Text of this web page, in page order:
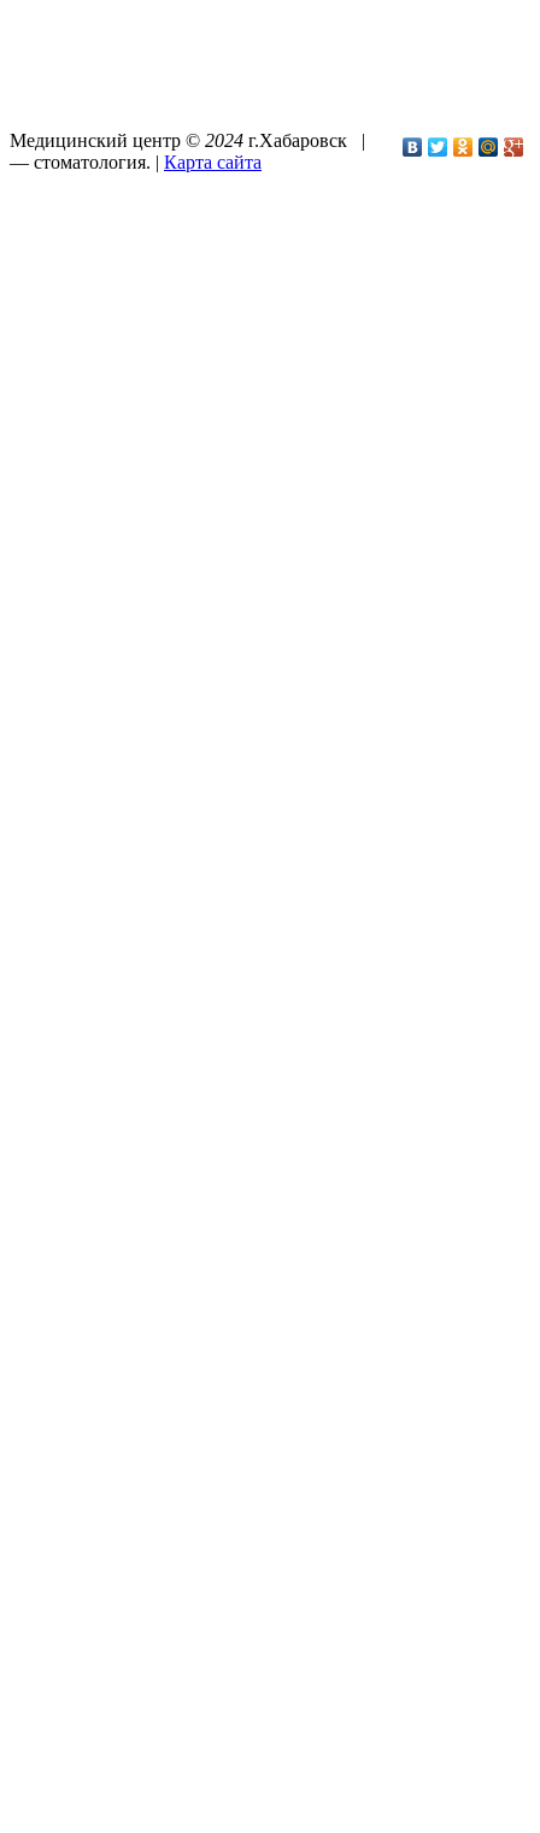
Медицинский центр © 2024 г.Хабаровск |
— стоматология. | Карта сайта